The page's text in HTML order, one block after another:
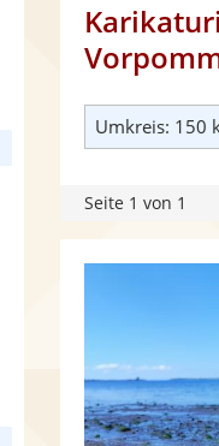
Umkreis: 150
Seite 1 von 1